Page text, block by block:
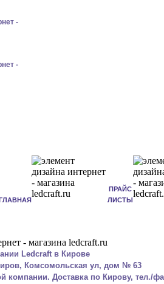
ПРАЙС
ЛИСТЫ
Ledcraft в Кирове
Комсомольская ул, дом № 63
компании. Доставка по Кирову, тел./